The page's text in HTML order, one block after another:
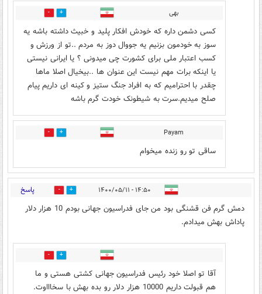
بهی 0
کسی دشمن داره که خودش افکار پلید و خبیث داشته باشه یه
سوز به خودمون بزنیم یه جووال دوز به مردم ..تو از ورزش و
کسب اعتبار ملی برای کشورت چی میدونی ؟ یا ایرانی نیستی
یا اینکه برات مهم نیست این عنوان ها ..بیخیال اصلا ماها
چقدر با احترامیم که به افراد جنگ ستیز و کینه ای داریم پیام
صلح میدیم.سرت به شیطونک خودت گرم باشه
Payam
0
ساقی تو رو زنده میخوام
۱۴:۵۰ - ۱۴۰۰/۰۵/۱۱ 9 پاسخ
دمش گرم فن قشنگی بود من جای فدراسیون جهانی بودم 10 هزار دلار
پاداش بهش میدادم.
5
آقا تو اصلا خود رئیس فدراسیون جهانی کشتی هستی و ما
هم قبولت داریم 10000 هزار دلار رو بده بهش با سخاااوت.